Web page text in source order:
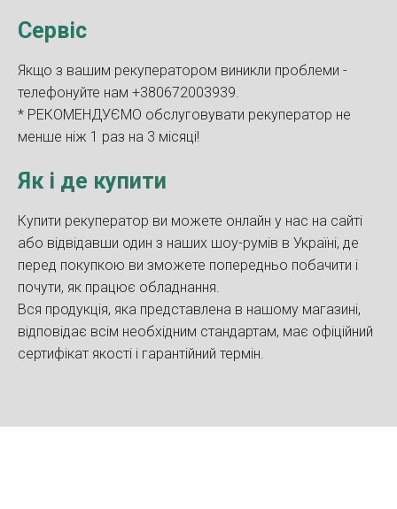
Сервіс
Якщо з вашим рекуператором виникли проблеми -
телефонуйте нам +380672003939.
* РЕКОМЕНДУЄМО обслуговувати рекуператор не
менше ніж 1 раз на 3 місяці!
Як і де купити
Купити рекуператор ви можете онлайн у нас на сайті
або відвідавши один з наших шоу-румів в Україні, де
перед покупкою ви зможете попередньо побачити і
почути, як працює обладнання.
Вся продукція, яка представлена в нашому магазині,
відповідає всім необхідним стандартам, має офіційний
сертифікат якості і гарантійний термін.